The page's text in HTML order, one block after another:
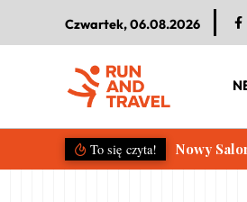
Czwartek, 06.08.2026
To się czyta! Nowy